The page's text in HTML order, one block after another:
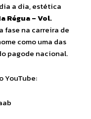
a dia, estética
Régua – Vol.
fase na carreira de
como uma das
pagode nacional.
YouTube: